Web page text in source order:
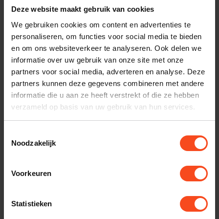
Deze website maakt gebruik van cookies
We gebruiken cookies om content en advertenties te
personaliseren, om functies voor social media te bieden
en om ons websiteverkeer te analyseren. Ook delen we
informatie over uw gebruik van onze site met onze
partners voor social media, adverteren en analyse. Deze
partners kunnen deze gegevens combineren met andere
informatie die u aan ze heeft verstrekt of die ze hebben
verzameld op basis van uw gebruik van hun services.
Noodzakelijk
Voorkeuren
Statistieken
nodig bij je bestelling? Neem contact op met onze
klantenservice.
Interesse in product
Maak een luisterafspraak
Productomschrijving
Reviews